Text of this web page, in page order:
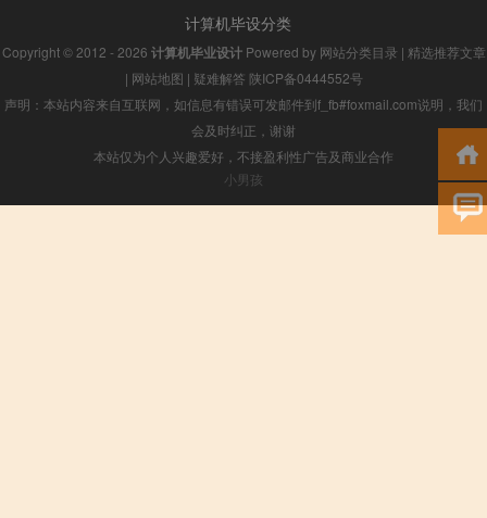
计算机毕设分类
Copyright © 2012 - 2026 计算机毕业设计Powered by 网站分类目录 | 精选推荐文章
| 网站地图 | 疑难解答 陕ICP备0444552号
声明：本站内容来自互联网，如信息有错误可发邮件到f_fb#foxmail.com说明，我们
会及时纠正，谢谢
本站仅为个人兴趣爱好，不接盈利性广告及商业合作
小男孩